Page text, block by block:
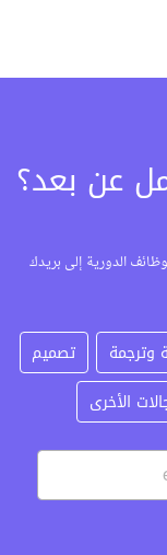
عن بعد؟
الدورية إلى بريدك
وترجمة
تصميم
الأخرى